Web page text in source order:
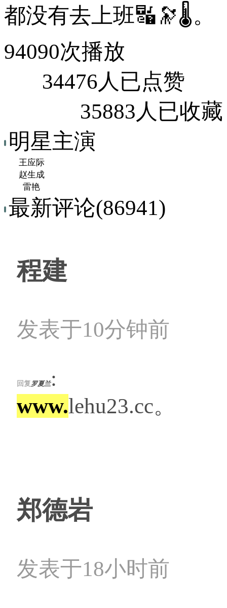
都没有去上班🔣🔭🌡。
94090次播放
34476人已点赞
35883人已收藏
明星主演
王应际
赵生成
雷艳
最新评论(86941)
程建
发表于10分钟前
回复罗夏兰:
www.lehu23.cc。
郑德岩
发表于18小时前